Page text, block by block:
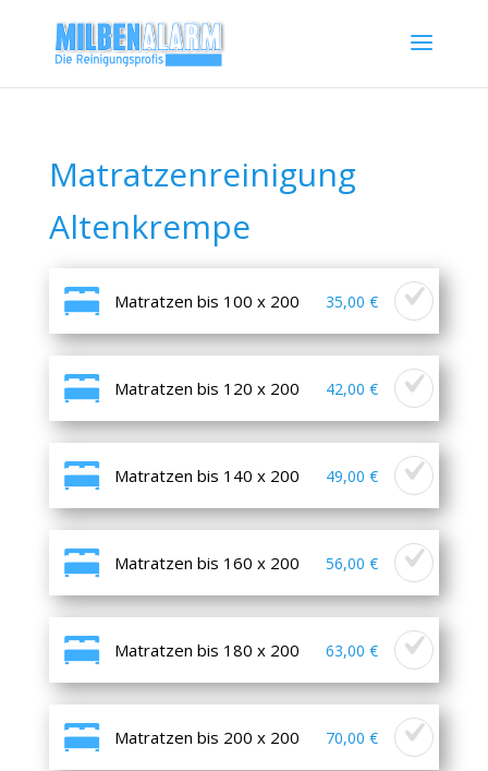
Matratzenreinigung
Altenkrempe
Matratzen bis 100 x 200 35,00 €
Matratzen bis 120 x 200 42,00 €
Matratzen bis 140 x 200 49,00 €
Matratzen bis 160 x 200 56,00 €
Matratzen bis 180 x 200 63,00 €
Matratzen bis 200 x 200 70,00 €